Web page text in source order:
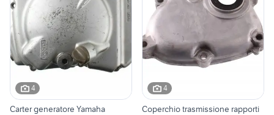
4
Carter generatore Yamaha
4
Coperchio trasmissione rapporti